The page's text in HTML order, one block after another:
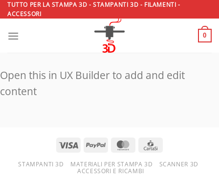
Salta
ai
TUTTO PER LA STAMPA 3D - STAMPANTI 3D - FILAMENTI -
ACCESSORI
0
Open this in UX Builder to add and edit
content
STAMPANTI 3D MATERIALI PER STAMPA 3D
SCANNER 3D
ACCESSORI E RICAMBI